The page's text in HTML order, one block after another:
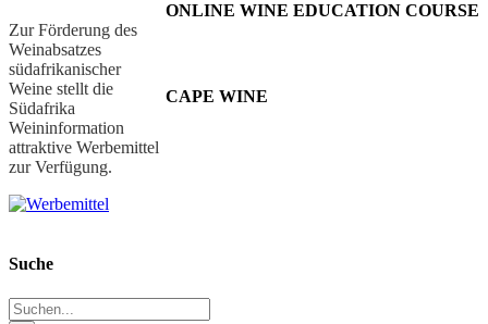
ONLINE WINE EDUCATION COURSE
CAPE WINE
Zur Förderung des
Weinabsatzes
südafrikanischer
Weine stellt die
Südafrika
Weininformation
attraktive Werbemittel
zur Verfügung.
Suche
Suche